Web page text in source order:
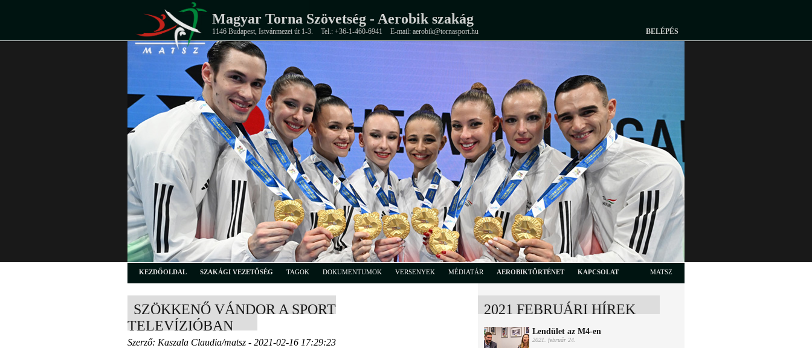
Magyar Torna Szövetség - Aerobik szakág
1146 Budapest, Istvánmezei út 1-3. Tel.: +36-1-460-6941 E-mail: aerobik@tornasport.hu BELÉPÉS
KEZDŐOLDAL SZAKÁGI VEZETŐSÉG TAGOK DOKUMENTUMOK VERSENYEK MÉDIATÁR AEROBIKTÖRTÉNET KAPCSOLAT MATSZ
SZÖKKENŐ VÁNDOR A SPORT
TELEVÍZIÓBAN
Szerző: Kaszala Claudia/matsz - 2021-02-16 17:29:23
2021 FEBRUÁRI HÍREK
Lendület az M4-en
2021. február 24.